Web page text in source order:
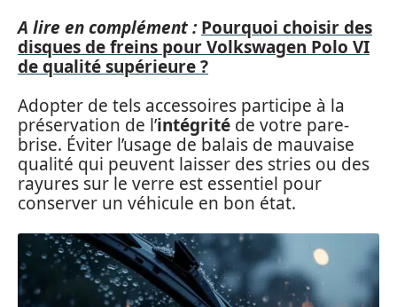
A lire en complément : Pourquoi choisir des
disques de freins pour Volkswagen Polo VI
de qualité supérieure ?
Adopter de tels accessoires participe à la
préservation de l’intégrité de votre pare-
brise. Éviter l’usage de balais de mauvaise
qualité qui peuvent laisser des stries ou des
rayures sur le verre est essentiel pour
conserver un véhicule en bon état.